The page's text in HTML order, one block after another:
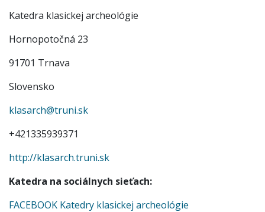
Katedra klasickej archeológie
Hornopotočná 23
91701 Trnava
Slovensko
klasarch@truni.sk
+421335939371
http://klasarch.truni.sk
Katedra na sociálnych sieťach:
FACEBOOK Katedry klasickej archeológie